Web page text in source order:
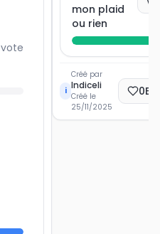
vote
mon plaid
ou rien
i
Créé par
Indiceli
Créé le
25/11/2025
0